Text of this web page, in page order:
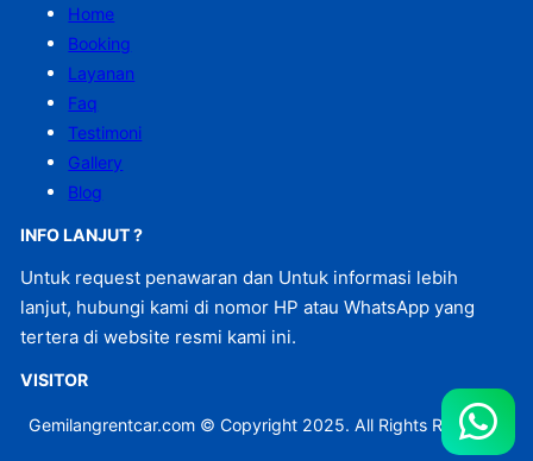
Home
Booking
Layanan
Faq
Testimoni
Gallery
Blog
INFO LANJUT ?
Untuk request penawaran dan Untuk informasi lebih
lanjut, hubungi kami di nomor HP atau WhatsApp yang
tertera di website resmi kami ini.
VISITOR
Gemilangrentcar.com © Copyright 2025. All Rights Reserved